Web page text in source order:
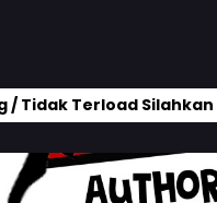
Tidak Terload Silahkan